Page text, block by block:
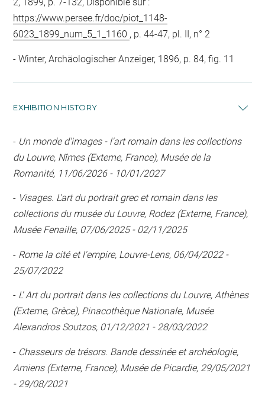
https://www.persee.fr/doc/piot_1148-
6023_1899_num_5_1_1160 , p. 44-47, pl. II, n° 2
Winter, Archäologischer Anzeiger, 1896, p. 84, fig. 11
EXHIBITION HISTORY
- Un monde d'images - l'art romain dans les collections
du Louvre, Nîmes (Externe, France), Musée de la
Romanité, 11/06/2026 - 10/01/2027
- Visages. L'art du portrait grec et romain dans les
collections du musée du Louvre, Rodez (Externe, France),
Musée Fenaille, 07/06/2025 - 02/11/2025
- Rome la cité et l'empire, Louvre-Lens, 06/04/2022 -
25/07/2022
- L' Art du portrait dans les collections du Louvre, Athènes
(Externe, Grèce), Pinacothèque Nationale, Musée
Alexandros Soutzos, 01/12/2021 - 28/03/2022
- Chasseurs de trésors. Bande dessinée et archéologie,
Amiens (Externe, France), Musée de Picardie, 29/05/2021
- 29/08/2021